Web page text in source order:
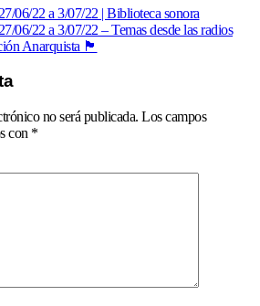
06/22 a 3/07/22 | Biblioteca sonora
06/22 a 3/07/22 – Temas desde las radios
Anarquista 🏴
no será publicada. Los campos
con *